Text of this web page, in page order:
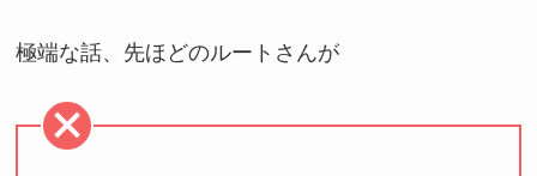
極端な話、先ほどのルートさんが